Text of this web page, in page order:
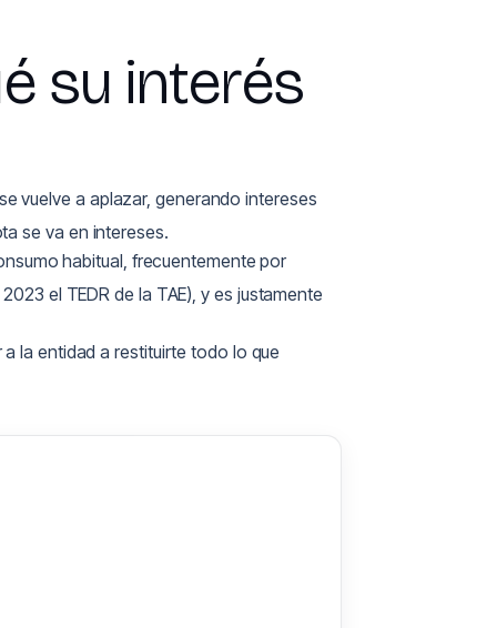
su interés
vuelve a aplazar, generando intereses
se va en intereses.
habitual, frecuentemente por
el TEDR de la TAE), y es justamente
la entidad a restituirte todo lo que